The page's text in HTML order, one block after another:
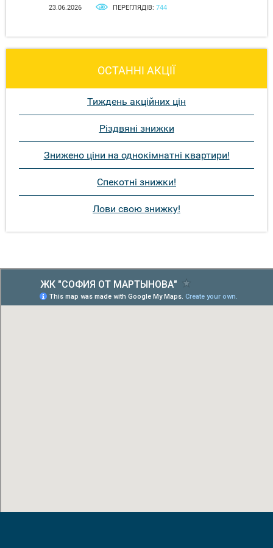
23.06.2026 ПЕРЕГЛЯДІВ: 744
ОСТАННІ АКЦІЇ
Тиждень акційних цін
Різдвяні знижки
Знижено ціни на однокімнатні квартири!
Спекотні знижки!
Лови свою знижку!